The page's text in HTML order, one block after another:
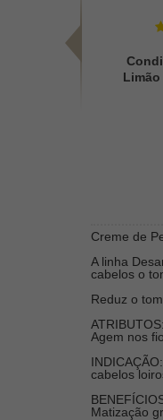
Creme de
A linha
cabelos o
Reduz o
ATRIBUTOS:
Agem nos
INDICAÇÃO:
cabelos
Matização